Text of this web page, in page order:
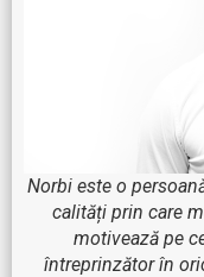
Norbi este o
calități prin care
motivează pe
întreprinzător în